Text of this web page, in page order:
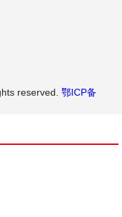
reserved. 鄂ICP备